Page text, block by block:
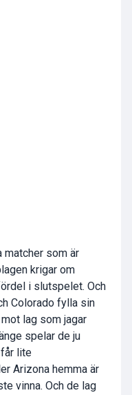
matcher som är
krigar om
i slutspelet. Och
Colorado fylla sin
lag som jagar
spelar de ju
lite
Arizona hemma är
vinna. Och de lag